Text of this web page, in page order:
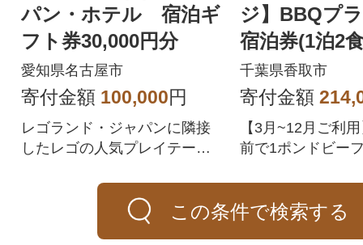
パン・ホテル 宿泊ギ
フト券30,000円分
愛知県名古屋市
寄付金額 100,000円
レゴランド・ジャパンに隣接
したレゴの人気プレイテーマ
ド・ジャパン・ホテル宿泊に
ご利用いただける30,000円分
ジ】BBQプ
宿泊券(1泊2
朝食・天然温
体験付き)
千葉県香取市
寄付金額
【3月~12月ご利
前で1ポンドビー
菜のブッフェ
この条件で検索する